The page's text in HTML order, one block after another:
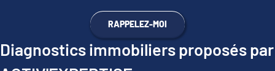
RAPPELEZ-MOI
Diagnostics immobiliers proposés par